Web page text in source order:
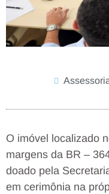
O imóvel localizado
margens da BR –
doado pela
em cerimônia na